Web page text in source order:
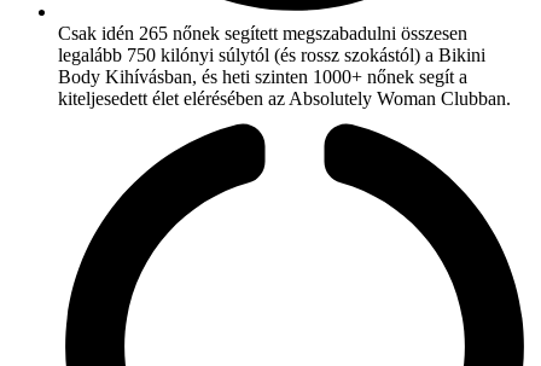
Csak idén 265 nőnek segített megszabadulni összesen
legalább 750 kilónyi súlytól (és rossz szokástól) a Bikini
Body Kihívásban, és heti szinten 1000+ nőnek segít a
kiteljesedett élet elérésében az Absolutely Woman Clubban.